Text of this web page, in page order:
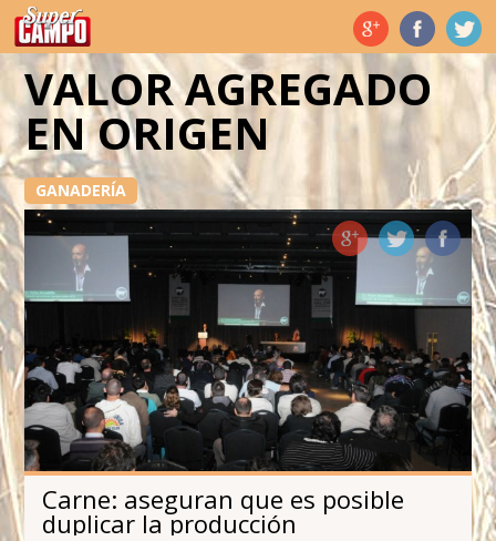
Temas de hoy
VALOR AGREGADO
EN ORIGEN
GANADERÍA
Carne: aseguran que es posible
duplicar la producción